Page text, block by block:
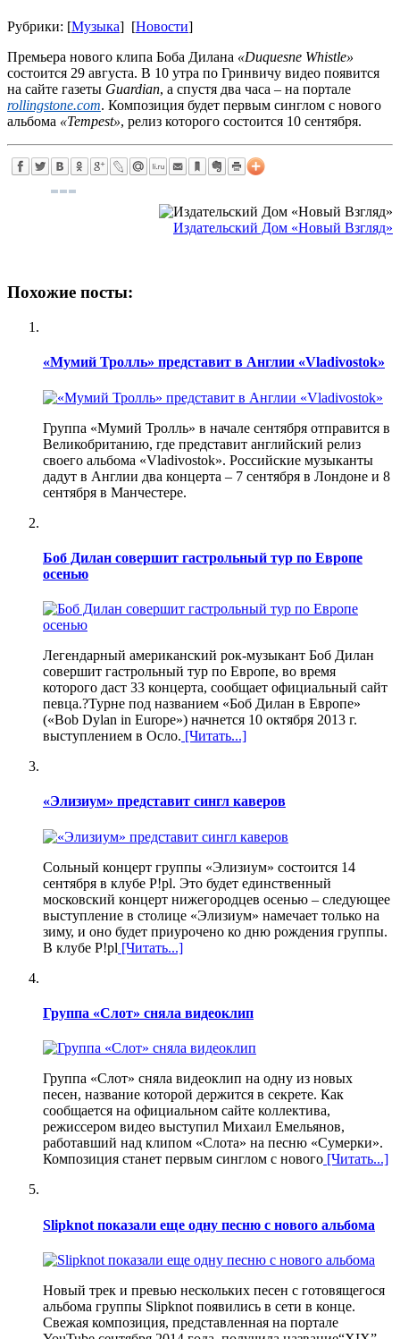
Рубрики: [Музыка] [Новости]
Премьера нового клипа Боба Дилана «Duquesne Whistle»
состоится 29 августа. В 10 утра по Гринвичу видео появится
на сайте газеты Guardian, а спустя два часа – на портале
rollingstone.com. Композиция будет первым синглом с нового
альбома «Tempest», релиз которого состоится 10 сентября.
Издательский Дом «Новый Взгляд»
Похожие посты:
«Мумий Тролль» представит в Англии «Vladivostok»
Группа «Мумий Тролль» в начале сентября отправится в
Великобританию, где представит английский релиз
своего альбома «Vladivostok». Российские музыканты
дадут в Англии два концерта – 7 сентября в Лондоне и 8
сентября в Манчестере.
Боб Дилан совершит гастрольный тур по Европе
осенью
Легендарный американский рок-музыкант Боб Дилан
совершит гастрольный тур по Европе, во время
которого даст 33 концерта, сообщает официальный сайт
певца.?Турне под названием «Боб Дилан в Европе»
(«Bob Dylan in Europe») начнется 10 октября 2013 г.
выступлением в Осло. [Читать...]
«Элизиум» представит сингл каверов
Сольный концерт группы «Элизиум» состоится 14
сентября в клубе P!pl. Это будет единственный
московский концерт нижегородцев осенью – следующее
выступление в столице «Элизиум» намечает только на
зиму, и оно будет приурочено ко дню рождения группы.
В клубе P!pl [Читать...]
Группа «Слот» сняла видеоклип
Группа «Слот» сняла видеоклип на одну из новых
песен, название которой держится в секрете. Как
сообщается на официальном сайте коллектива,
режиссером видео выступил Михаил Емельянов,
работавший над клипом «Слота» на песню «Сумерки».
Композиция станет первым синглом с нового [Читать...]
Slipknot показали еще одну песню с нового альбома
Новый трек и превью нескольких песен с готовящегося
альбома группы Slipknot появились в сети в конце.
Свежая композиция, представленная на портале